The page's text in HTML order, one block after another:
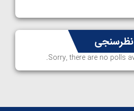
نظرسنجی
Sorry, there are no polls